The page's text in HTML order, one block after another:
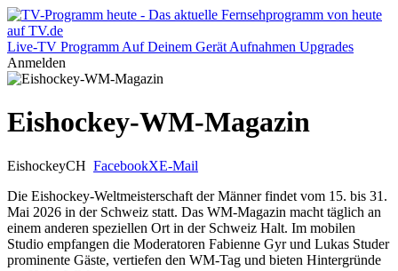
Live-TV Programm Auf Deinem Gerät Aufnahmen Upgrades
Anmelden
Eishockey-WM-Magazin
EishockeyCH FacebookXE-Mail
Die Eishockey-Weltmeisterschaft der Männer findet vom 15. bis 31.
Mai 2026 in der Schweiz statt. Das WM-Magazin macht täglich an
einem anderen speziellen Ort in der Schweiz Halt. Im mobilen
Studio empfangen die Moderatoren Fabienne Gyr und Lukas Studer
prominente Gäste, vertiefen den WM-Tag und bieten Hintergründe